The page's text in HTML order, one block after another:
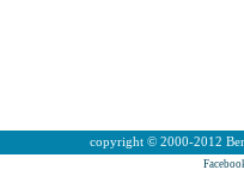
copyright © 2000-2012